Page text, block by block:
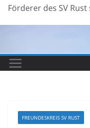
Förderer des SV Rust
FREUNDESKREIS SV RUST